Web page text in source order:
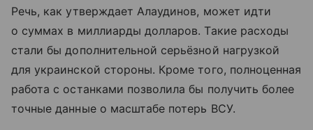
Речь, как утверждает Алаудинов, может идти
о суммах в миллиарды долларов. Такие расходы
стали бы дополнительной серьёзной нагрузкой
для украинской стороны. Кроме того, полноценная
работа с останками позволила бы получить более
точные данные о масштабе потерь ВСУ.